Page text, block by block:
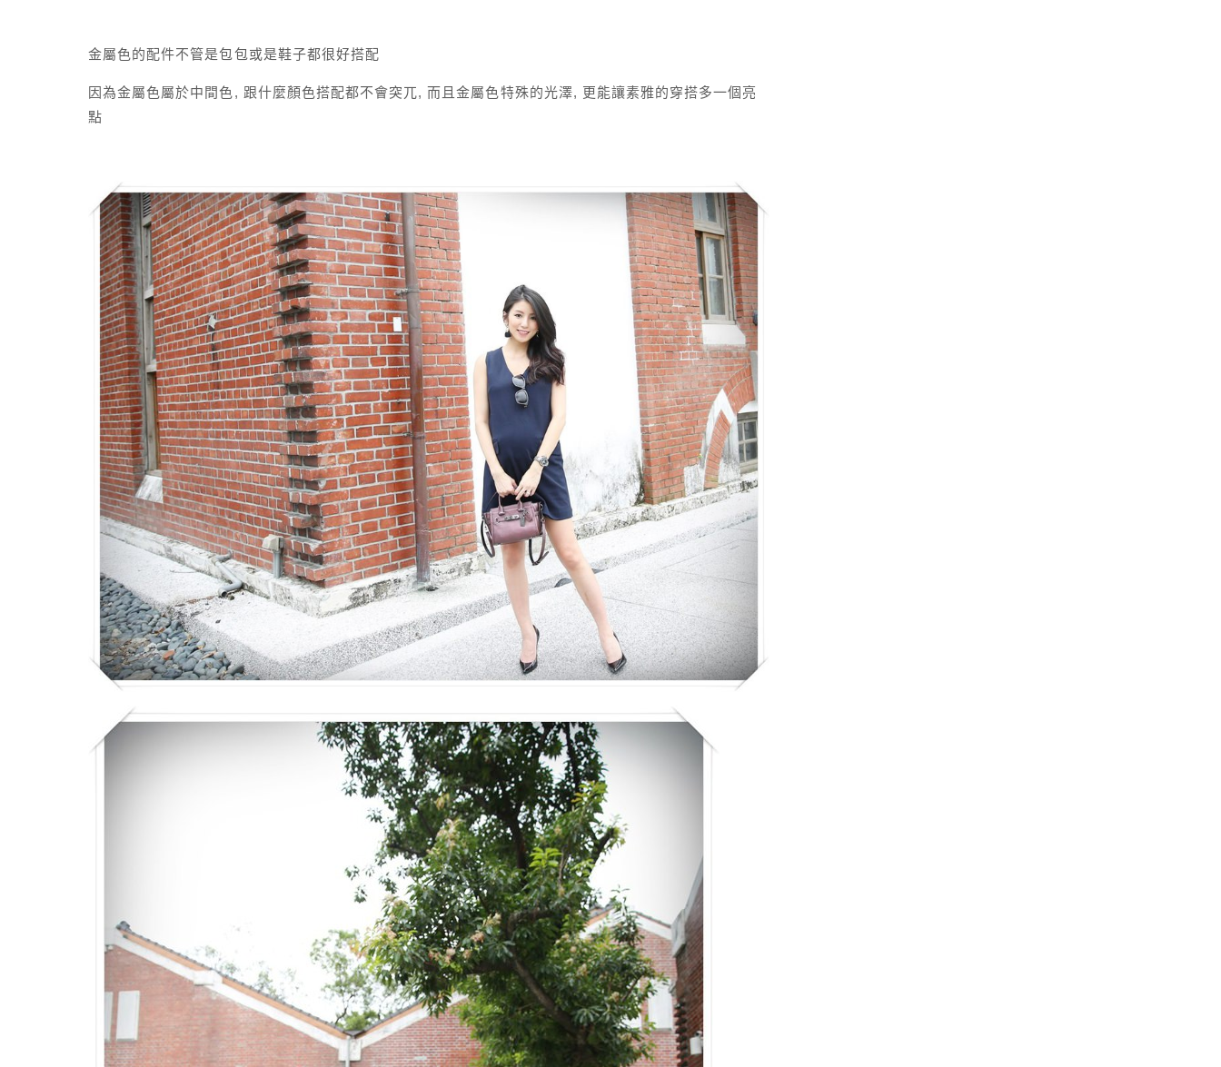
金屬色的配件不管是包包或是鞋子都很好搭配
因為金屬色屬於中間色, 跟什麼顏色搭配都不會突兀, 而且金屬色特殊的光澤, 更能讓素雅的穿搭多一個亮
點